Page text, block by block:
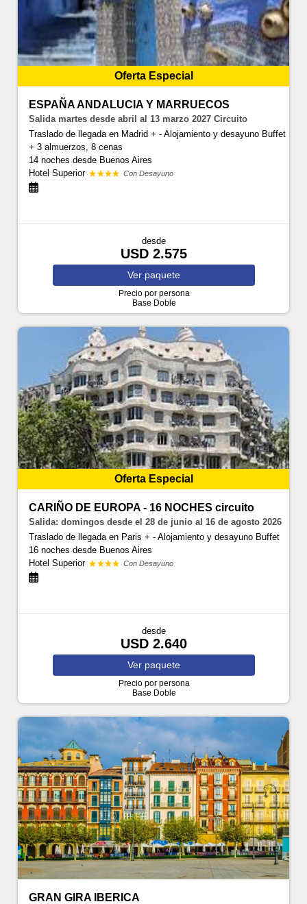
Oferta Especial
ESPAÑA ANDALUCIA Y MARRUECOS
Salida martes desde abril al 13 marzo 2027 Circuito
Traslado de llegada en Madrid + - Alojamiento y desayuno Buffet
+ 3 almuerzos, 8 cenas
14 nochesdesde Buenos Aires
Hotel Superior
Con Desayuno
desde
USD 2.575
Ver paquete
Precio por persona
Base Doble
Oferta Especial
CARIÑO DE EUROPA - 16 NOCHES circuito
Salida: domingos desde el 28 de junio al 16 de agosto 2026
Traslado de llegada en Paris + - Alojamiento y desayuno Buffet
16 nochesdesde Buenos Aires
Hotel Superior
Con Desayuno
desde
USD 2.640
Ver paquete
Precio por persona
Base Doble
GRAN GIRA IBERICA